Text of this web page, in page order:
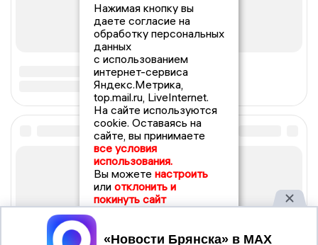
Нажимая кнопку вы
даете согласие на
обработку персональных
данных
с использованием
интернет-сервиса
Яндекс.Метрика,
top.mail.ru, LiveInternet.
На сайте используются
cookie. Оставаясь на
сайте, вы принимаете
все условия
использования.
Вы можете настроить
или отклонить и
покинуть сайт
Принять